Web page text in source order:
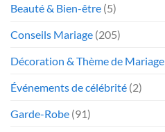
Beauté & Bien-être (5)
Conseils Mariage (205)
Décoration & Thème de Mariage
Événements de célébrité (2)
Garde-Robe (91)